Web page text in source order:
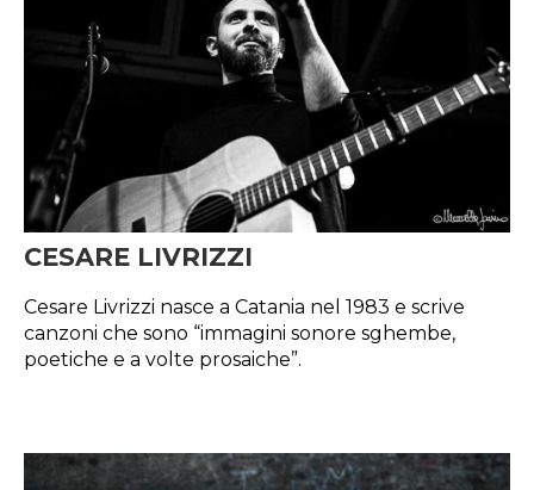
CESARE LIVRIZZI
Cesare Livrizzi nasce a Catania nel 1983 e scrive
canzoni che sono “immagini sonore sghembe,
poetiche e a volte prosaiche”.